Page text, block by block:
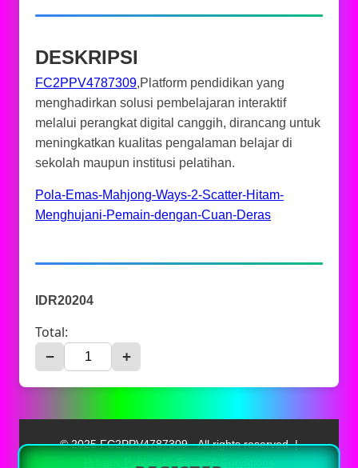
DESKRIPSI
FC2PPV4787309,Platform pendidikan yang
menghadirkan solusi pembelajaran interaktif
melalui perangkat digital canggih, dirancang untuk
meningkatkan kualitas pengalaman belajar di
sekolah maupun institusi pelatihan.
Pola-Emas-Mahjong-Ways-2-Scatter-Hitam-
Menghujani-Pemain-dengan-Cuan-Deras
IDR20204
Total:
− +
© 2025 FC2PPV4787309 - All rights reserved. |